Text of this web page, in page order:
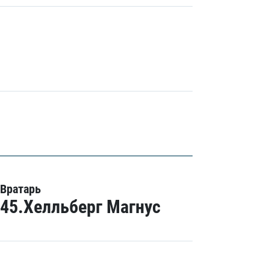
Вратарь
45.Хелльберг Магнус